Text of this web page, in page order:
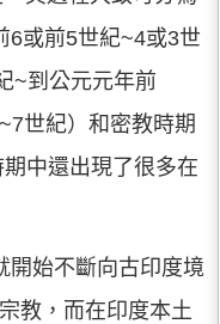
6或前5世紀~4或3世
~到公元元年前
世紀）和密教時期
期中還出現了很多在
開始不斷向古印度境
教，而在印度本土